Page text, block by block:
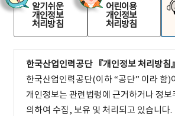
알기쉬운
개인정보
처리방침
어린이용
개인정보
처리방침
한국산업인력공단 『개인정보 처리방침』
한국산업인력공단(이하 “공단” 이라 함)
개인정보는 관련법령에 근거하거나 정보
의하여 수집, 보유 및 처리되고 있습니다